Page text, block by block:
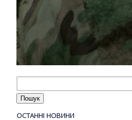
ОСТАННІ НОВИНИ